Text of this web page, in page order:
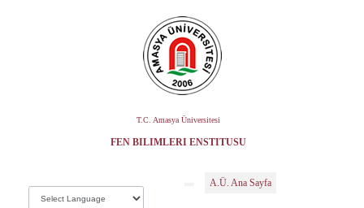
T.C. Amasya Üniversitesi
FEN BILIMLERI ENSTITÜSÜ
A.Ü. Ana Sayfa